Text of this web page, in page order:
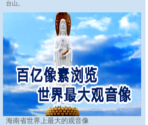
台山。
海南省世界上最大的观音像